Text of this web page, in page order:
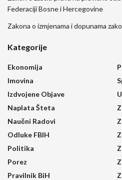
Federaciji Bosne i Hercegovine
Zakona o izmjenama i dopunama
Kategorije
Ekonomija
Imovina
Izdvojene Objave
Naplata Šteta
Naučni Radovi
Odluke FBIH
Politika
Porez
Pravilnik BiH